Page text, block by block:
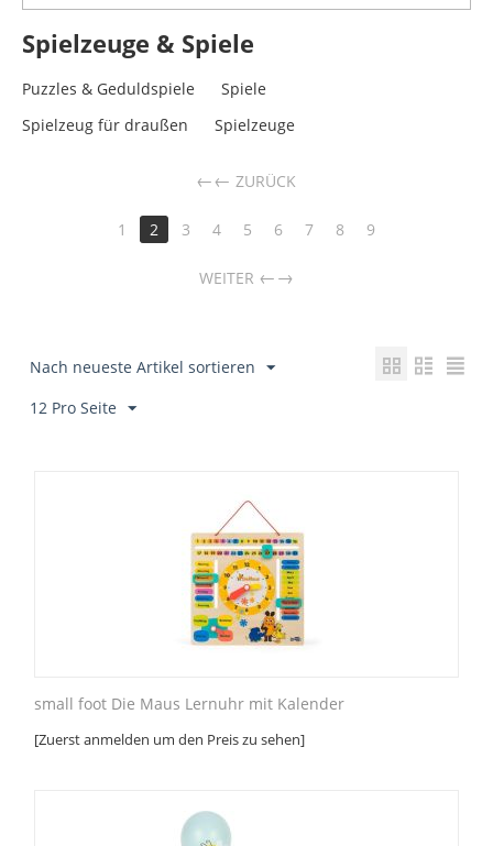
Spielzeuge & Spiele
Puzzles & Geduldspiele
Spiele
Spielzeug für draußen
Spielzeuge
← ZURÜCK
1 2 3 4 5 6 7 8 9
WEITER →
Nach neueste Artikel sortieren
12 Pro Seite
small foot Die Maus Lernuhr mit Kalender
[Zuerst anmelden um den Preis zu sehen]